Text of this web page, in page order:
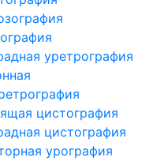
уретрография
цистография
цистография
урография